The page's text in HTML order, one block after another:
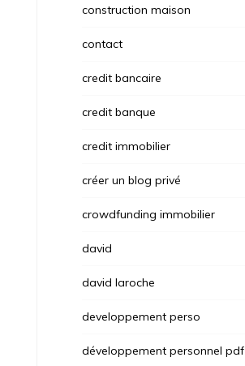
construction maison
contact
credit bancaire
credit banque
credit immobilier
créer un blog privé
crowdfunding immobilier
david
david laroche
developpement perso
développement personnel pdf